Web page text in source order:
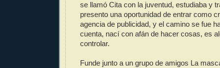
se llamó Cita con la juventud, estudiaba y
presento una oportunidad de entrar como
agencia de publicidad, y el camino se fue
cuenta, nací con afán de hacer cosas, es
controlar.
Funde junto a un grupo de amigos La